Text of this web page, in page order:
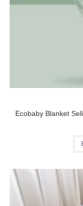
Ecobaby Blanket